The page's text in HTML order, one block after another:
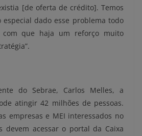
[de oferta de crédito]. Temos
dado esse problema todo
que haja um reforço muito
do Sebrae, Carlos Melles, a
atingir 42 milhões de pessoas.
empresas e MEI interessados no
devem acessar o portal da Caixa